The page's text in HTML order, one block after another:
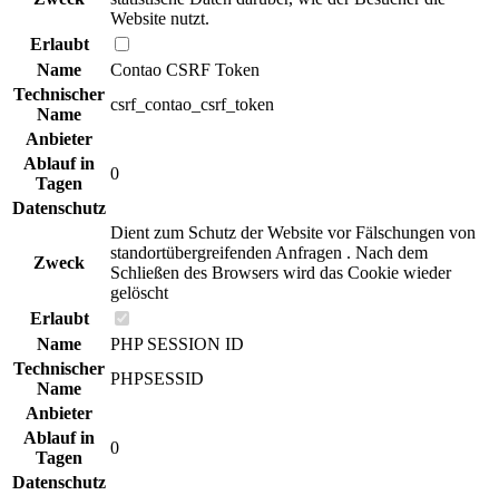
Website nutzt.
Erlaubt
Name
Contao CSRF Token
Technischer
Name
csrf_contao_csrf_token
Anbieter
Ablauf in
Tagen
0
Datenschutz
Zweck
Dient zum Schutz der Website vor Fälschungen von
standortübergreifenden Anfragen . Nach dem
Schließen des Browsers wird das Cookie wieder
gelöscht
Erlaubt
Name
PHP SESSION ID
Technischer
Name
PHPSESSID
Anbieter
Ablauf in
Tagen
0
Datenschutz